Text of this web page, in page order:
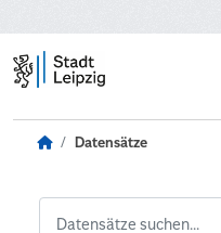
Datensätze